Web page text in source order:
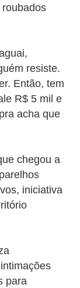
resiste.
Então, tem
R$ 5 mil e
acha que
chegou a
iniciativa
para